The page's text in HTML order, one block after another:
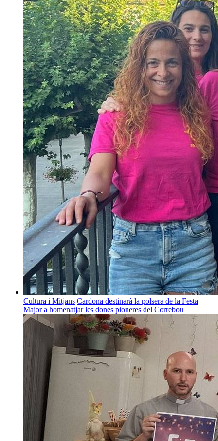
Cultura i Mitjans Cardona destinarà la polsera de la Festa
Major a homenatjar les dones pioneres del Correbou